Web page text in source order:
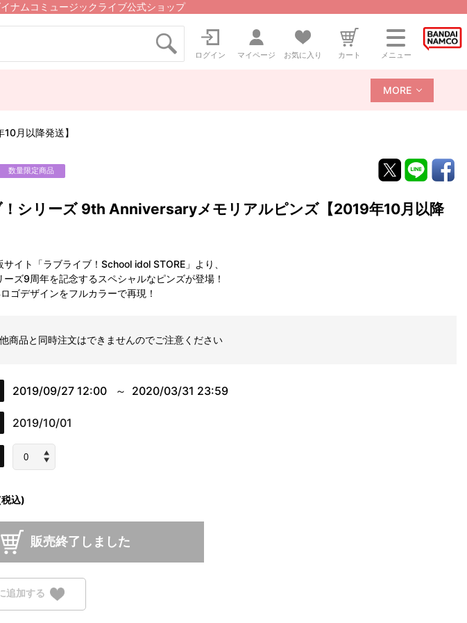
ナムコミュージックライブ公式ショップ
ログイン マイページ お気に入り カート メニュー
MORE
月以降発送】
数量限定商品
！シリーズ 9th Anniversaryメモリアルピンズ【2019年10月以降
イト「ラブライブ！School idol STORE」より、
ーズ9周年を記念するスペシャルなピンズが登場！
ゴデザインをフルカラーで再現！
商品と同時注文はできませんのでご注意ください
2019/09/27 12:00 2020/03/31 23:59
2019/10/01
込)
販売終了しました
追加する